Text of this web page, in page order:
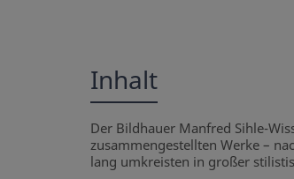
Inhalt
Der Bildhauer Manfred Sihle-
zusammengestellten Werke –
lang umkreisten in großer